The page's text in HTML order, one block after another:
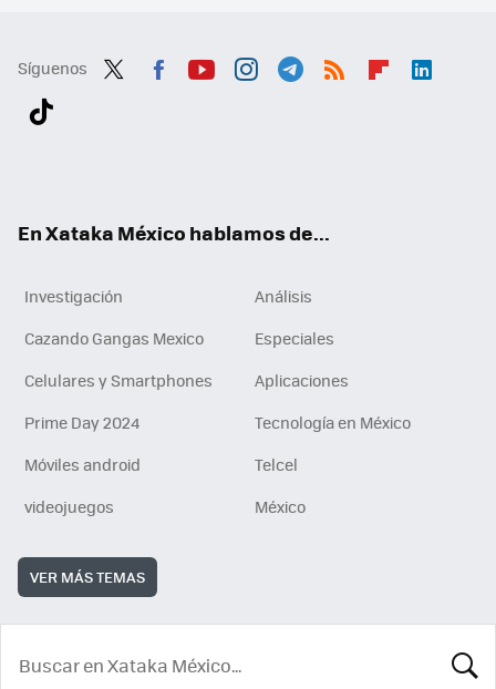
Síguenos
En Xataka México hablamos de...
Investigación
Análisis
Cazando Gangas Mexico
Especiales
Celulares y Smartphones
Aplicaciones
Prime Day 2024
Tecnología en México
Móviles android
Telcel
videojuegos
México
VER MÁS TEMAS